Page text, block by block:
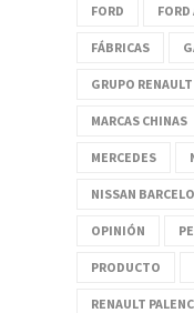
FORD
FÁBRICAS
GRUPO RENAULT
MARCAS CHINAS
MERCEDES
NISSAN
OPINIÓN
PRODUCTO
RENAULT